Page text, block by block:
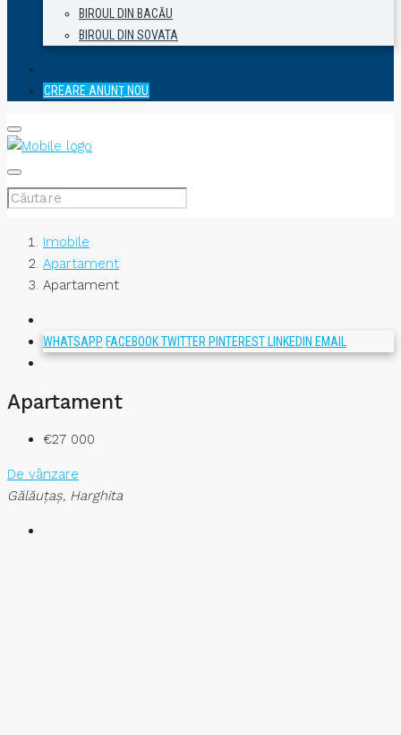
BIROUL DIN BACĂU
BIROUL DIN SOVATA
CREARE ANUNȚ NOU
Imobile
Apartament
Apartament
WHATSAPP FACEBOOKTWITTER PINTEREST LINKEDIN EMAIL
Apartament
€27 000
De vânzare
Gălăuţaş, Harghita